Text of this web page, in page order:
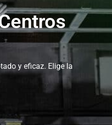
y eficaz. Elige la